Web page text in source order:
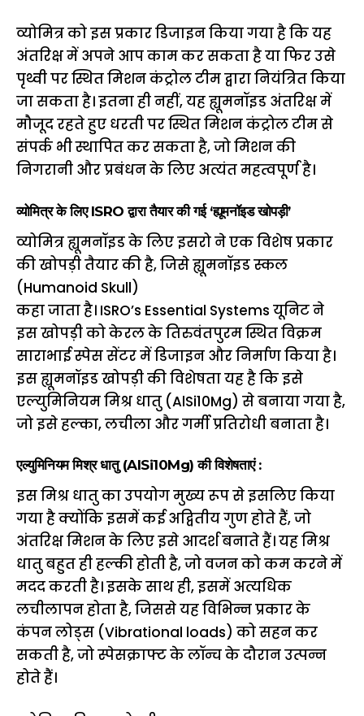
व्योमित्र को इस प्रकार डिजाइन किया गया है कि यह
अंतरिक्ष में अपने आप काम कर सकता है या फिर उसे
पृथ्वी पर स्थित मिशन कंट्रोल टीम द्वारा नियंत्रित किया
जा सकता है। इतना ही नहीं, यह ह्यूमनॉइड अंतरिक्ष में
मौजूद रहते हुए धरती पर स्थित मिशन कंट्रोल टीम से
संपर्क भी स्थापित कर सकता है, जो मिशन की
निगरानी और प्रबंधन के लिए अत्यंत महत्वपूर्ण है।
व्योमित्र के लिए ISRO द्वारा तैयार की गई ‘ह्यूमनॉइड खोपड़ी’
व्योमित्र ह्यूमनॉइड के लिए इसरो ने एक विशेष प्रकार
की खोपड़ी तैयार की है, जिसे ह्यूमनॉइड स्कल
(Humanoid Skull)
कहा जाता है। ISRO’s Essential Systems यूनिट ने
इस खोपड़ी को केरल के तिरुवंतपुरम स्थित विक्रम
साराभाई स्पेस सेंटर में डिजाइन और निर्माण किया है।
इस ह्यूमनॉइड खोपड़ी की विशेषता यह है कि इसे
एल्युमिनियम मिश्र धातु (AlSi10Mg) से बनाया गया है,
जो इसे हल्का, लचीला और गर्मी प्रतिरोधी बनाता है।
एल्युमिनियम मिश्र धातु (AlSi10Mg) की विशेषताएं :
इस मिश्र धातु का उपयोग मुख्य रूप से इसलिए किया
गया है क्योंकि इसमें कई अद्वितीय गुण होते हैं, जो
अंतरिक्ष मिशन के लिए इसे आदर्श बनाते हैं। यह मिश्र
धातु बहुत ही हल्की होती है, जो वजन को कम करने में
मदद करती है। इसके साथ ही, इसमें अत्यधिक
लचीलापन होता है, जिससे यह विभिन्न प्रकार के
कंपन लोड्स (Vibrational loads) को सहन कर
सकती है, जो स्पेसक्राफ्ट के लॉन्च के दौरान उत्पन्न
होते हैं।